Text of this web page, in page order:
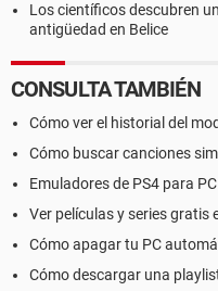
Los científicos descubren
antigüedad en Belice
CONSULTA TAMBIÉN
Cómo ver el historial del
Cómo buscar canciones
Emuladores de PS4 para
Ver películas y series gratis
Cómo apagar tu PC
Cómo descargar una